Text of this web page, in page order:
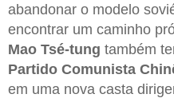
abandonar o modelo
encontrar um caminho
Mao Tsé-tung também
Partido Comunista
em uma nova casta